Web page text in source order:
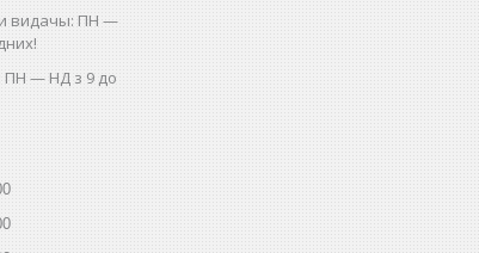
видачы: ПН —
ПН — НД з 9 до